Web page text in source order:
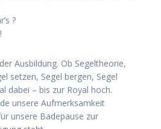
?
Ausbildung. Ob Segeltheorie,
setzen, Segel bergen, Segel
dabei – bis zur Royal hoch.
unsere Aufmerksamkeit
unsere Badepause zur